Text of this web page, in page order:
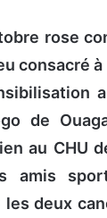
rose
consacré
de
au CHU
amis
deux